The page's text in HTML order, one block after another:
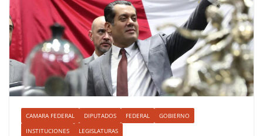
CAMARA FEDERAL DIPUTADOS FEDERAL
GOBIERNO
INSTITUCIONES
LEGISLATURAS